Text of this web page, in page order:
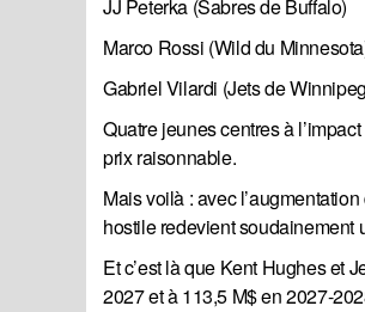
JJ Peterka (Sabres de Buffalo)
Marco Rossi (Wild du
Gabriel Vilardi (Jets de
Quatre jeunes centres à
prix raisonnable.
Mais voilà : avec
hostile redevient soudainement
Et c’est là que Kent Hughes et
2027 et à 113,5 M$ en 2027-